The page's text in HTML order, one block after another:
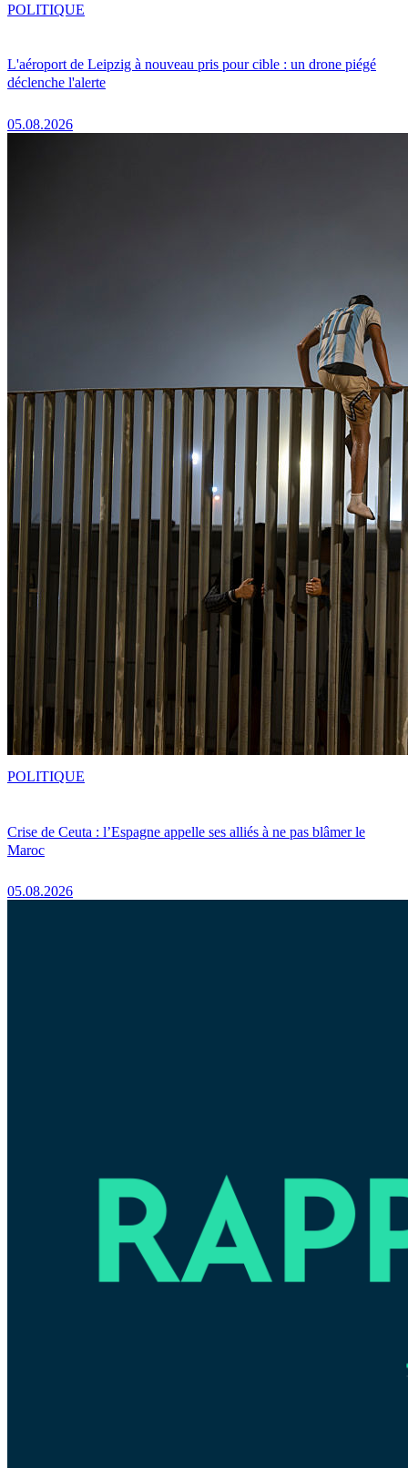
L'aéroport de Leipzig à nouveau pris pour cible : un drone piégé
déclenche l'alerte
05.08.2026
POLITIQUE
Crise de Ceuta : l’Espagne appelle ses alliés à ne pas blâmer le
Maroc
05.08.2026
POLITIQUE